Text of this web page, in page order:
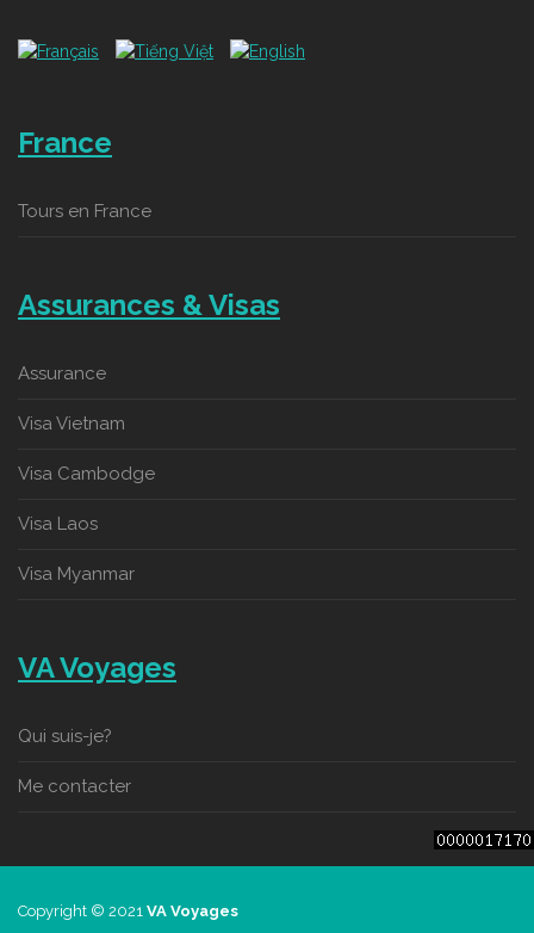
France
Tours en France
Assurances & Visas
Assurance
Visa Vietnam
Visa Cambodge
Visa Laos
Visa Myanmar
VA Voyages
Qui suis-je?
Me contacter
Copyright © 2021 VA Voyages